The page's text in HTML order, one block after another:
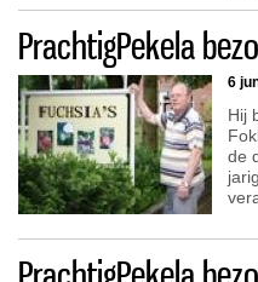
PrachtigPekela
6
Hij
de